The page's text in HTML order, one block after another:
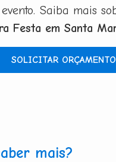
Saiba mais
Festa em Santa
SOLICITAR
mais?